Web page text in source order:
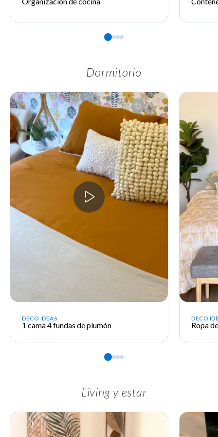
Dormitorio
DECO IDEAS
1 cama 4 fundas de plumón
DECO
Ropa
Living y estar